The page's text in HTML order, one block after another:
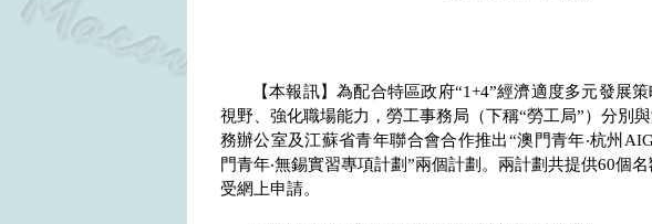
【本報訊】為配合特區政府“1+4”經濟適度多元發展
視野、強化職場能力，勞工事務局（下稱“勞工局”）分別
務辦公室及江蘇省青年聯合會合作推出“澳門青年‧杭州
門青年‧無錫實習專項計劃”兩個計劃。兩計劃共提供60個
受網上申請。